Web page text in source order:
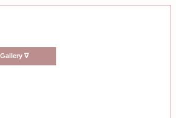
Gallery ∇